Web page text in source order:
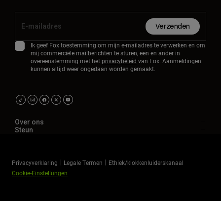
Verzenden
Ik geef Fox toestemming om mijn e-mailadres te verwerken en om
mij commerciële mailberichten te sturen, een en ander in
overeenstemming met het privacybeleid van Fox. Aanmeldingen
kunnen altijd weer ongedaan worden gemaakt.
Over ons
Steun
Privacyverklaring Legale Termen
Ethiek/klokkenluiderskanaal
Cookie-Einstellungen